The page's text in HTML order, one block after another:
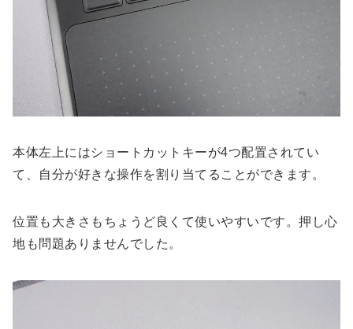
本体左上にはショートカットキーが4つ配置されてい
て、自分が好きな操作を割り当てることができます。
位置も大きさもちょうど良くて使いやすいです。押し心
地も問題ありませんでした。